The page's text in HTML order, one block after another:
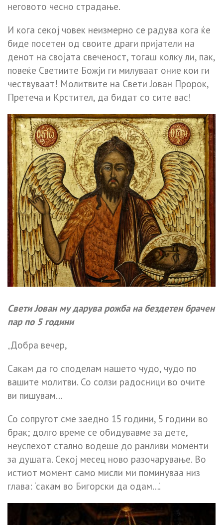
неговото чесно страдање.
И кога секој човек неизмерно се радува кога ќе
биде посетен од своите драги пријатели на
денот на својата свеченост, тогаш колку ли, пак,
повеќе Светиите Божји ги милуваат оние кои ги
чествуваат! Молитвите на Свети Јован Пророк,
Претеча и Крстител, да бидат со сите вас!
Свети Јован му дарува рожба на бездетен брачен
пар по 5 години
„Добра вечер,
Сакам да го споделам нашето чудо, чудо по
вашите молитви. Со солзи радосници во очите
ви пишувам…
Со сопругот сме заедно 15 години, 5 години во
брак; долго време се обидувавме за дете,
неуспехот стално водеше до ранливи моменти
за душата. Секој месец ново разочарување. Во
истиот момент само мисли ми поминуваа низ
глава: ‘сакам во Бигорски да одам…’.